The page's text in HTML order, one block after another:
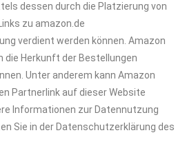
dessen durch die Platzierung von
zu amazon.de
verdient werden können. Amazon
die Herkunft der Bestellungen
Unter anderem kann Amazon
Partnerlink auf dieser Website
Informationen zur Datennutzung
Sie in der Datenschutzerklärung des